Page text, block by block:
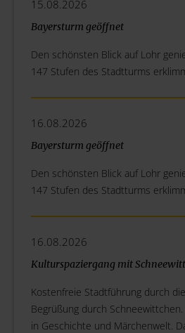
15.08.2026
Bayersturm geöffnet
Den schönsten Blick auf Lohr
147 Stufen des Stadtturms
16.08.2026
Bayersturm geöffnet
Den schönsten Blick auf Lohr
147 Stufen des Stadtturms
16.08.2026
Kulturspaziergang mit
Kostenfreie Stadtführung durch
Begrüßung durch
in Geschichte und Märchenwelt.